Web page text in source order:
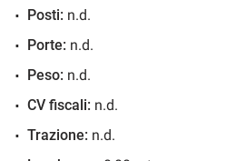
48 Mesi
Posti: n.d.
Porte: n.d.
Peso: n.d.
CV fiscali: n.d.
Trazione: n.d.